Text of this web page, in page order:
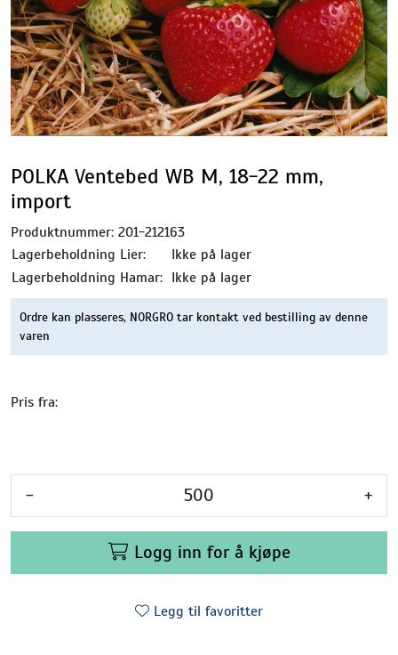
POLKA Ventebed WB M, 18-22 mm,
import
Produktnummer: 201-212163
Lagerbeholdning Lier:
Ikke på lager
Lagerbeholdning Hamar: Ikke på lager
Ordre kan plasseres, NORGRO tar kontakt ved bestilling av denne
varen
Pris fra:
- +
Logg inn for å kjøpe
Legg til favoritter